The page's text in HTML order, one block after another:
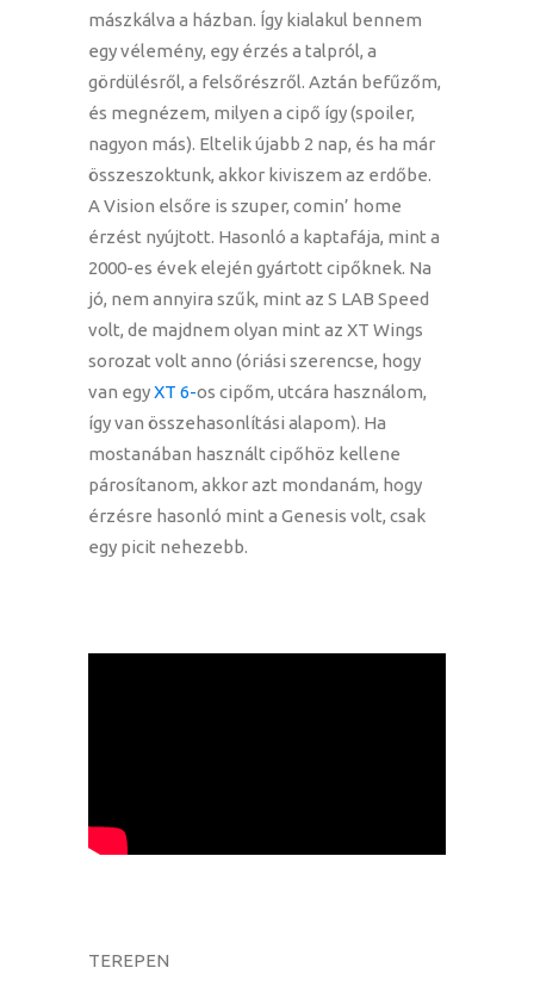
mászkálva a házban. Így kialakul bennem
egy vélemény, egy érzés a talpról, a
gördülésről, a felsőrészről. Aztán befűzőm,
és megnézem, milyen a cipő így (spoiler,
nagyon más). Eltelik újabb 2 nap, és ha már
összeszoktunk, akkor kiviszem az erdőbe.
A Vision elsőre is szuper, comin’ home
érzést nyújtott. Hasonló a kaptafája, mint a
2000-es évek elején gyártott cipőknek. Na
jó, nem annyira szűk, mint az S LAB Speed
volt, de majdnem olyan mint az XT Wings
sorozat volt anno (óriási szerencse, hogy
van egyXT 6-os cipőm, utcára használom,
így van összehasonlítási alapom). Ha
mostanában használt cipőhöz kellene
párosítanom, akkor azt mondanám, hogy
érzésre hasonló mint a Genesis volt, csak
egy picit nehezebb.
TEREPEN